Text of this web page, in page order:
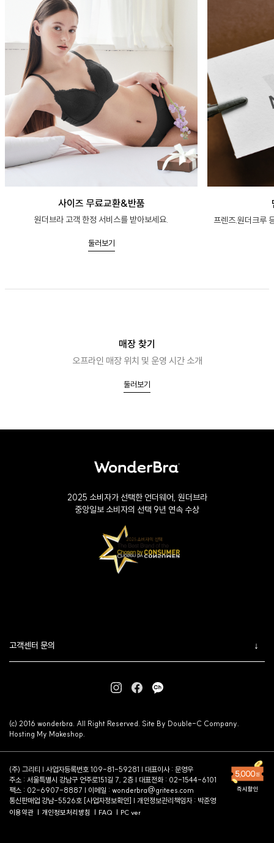
사이즈 무료교환&반품
원더브라 고객 한정 서비스를 받아보세요.
둘러보기
프렌즈.원더크루
매장 찾기
오프라인 매장 위치 및 운영 시간 소개
둘러보기
2025 소비자가 선택한 언더웨어, 원더브라
중앙일보 소비자의 선택 9년 연속 수상
고객센터 문의
(c) 2016 wonderbra. All Right Reserved. Site By Double-C Company.
Hosting My Makeshop.
(주) 그리티 | 사업자등록번호 109-81-59281 | 대표이사 : 문영우
주소 : 서울특별시 강남구 언주로151길 7, 2층 | 대표전화 : 02-1544-6101
팩스 : 02-6907-8887 | 이메일 : wonderbra@gritees.com
통신판매업 강남-5526호 [사업자정보확인] | 개인정보관리책임자 : 박준영
이용약관 개인정보처리방침 FAQ PC ver